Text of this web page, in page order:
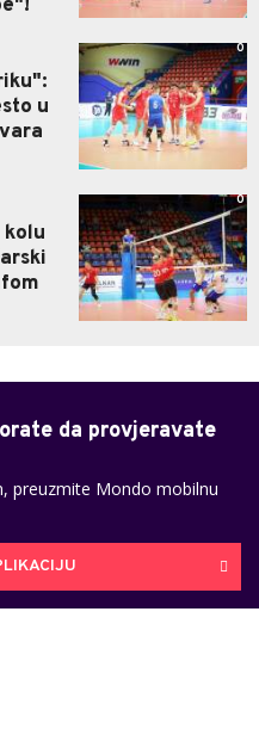
u
0
0
da provjeravate
preuzmite Mondo mobilnu